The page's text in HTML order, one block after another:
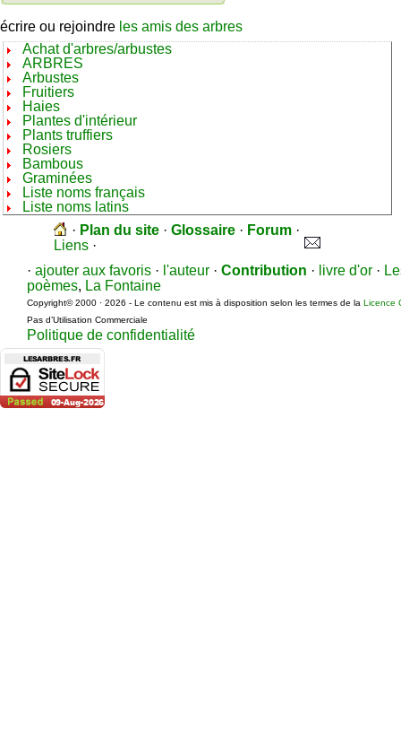
écrire ou rejoindre les amis des arbres
Achat d'arbres/arbustes
ARBRES
Arbustes
Fruitiers
Haies
Plantes d'intérieur
Plants truffiers
Rosiers
Bambous
Graminées
Liste noms français
Liste noms latins
· Plan du site · Glossaire · Forum ·
Liens ·
· ajouter aux favoris · l'auteur · Contribution · livre d'or ·
poèmes, La Fontaine
Copyright© 2000 · 2026 - Le contenu est mis à disposition selon les termes de la Licence
Pas d’Utilisation Commerciale
Politique de confidentialité